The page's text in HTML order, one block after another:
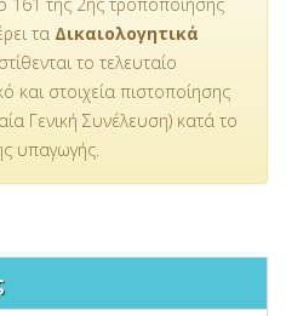
τα Δικαιολογητικά
το τελευταίο
και στοιχεία πιστοποίησης
Γενική Συνέλευση) κατά το
υπαγωγής.